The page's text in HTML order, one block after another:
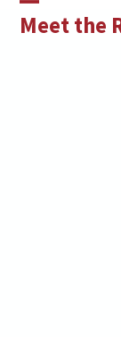
Meet the
Open
Close